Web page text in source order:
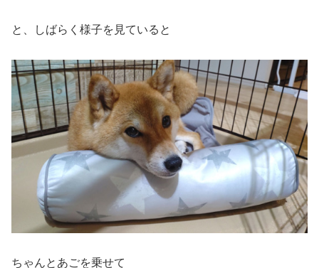
と、しばらく様子を見ていると
ちゃんとあごを乗せて